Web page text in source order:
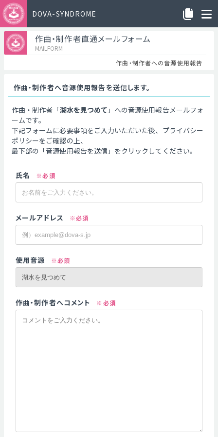
DOVA-SYNDROME
作曲・制作者直通メールフォーム
MAILFORM
作曲・制作者への音源使用報告
作曲・制作者へ音源使用報告を送信します。
作曲・制作者「湖水を見つめて 」への音源使用報告メールフォ
ームです。
下記フォームに必要事項をご入力いただいた後、プライバシー
ポリシーをご確認の上、
最下部の「音源使用報告を送信」をクリックしてください。
氏名 ※必須
メールアドレス ※必須
使用音源 ※必須
作曲・制作者へコメント ※必須